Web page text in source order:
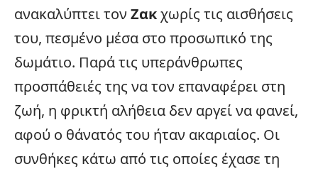
ανακαλύπτει τον Ζακχωρίς τις αισθήσεις
του, πεσμένο μέσα στο προσωπικό της
δωμάτιο. Παρά τις υπεράνθρωπες
προσπάθειές της να τον επαναφέρει στη
ζωή, η φρικτή αλήθεια δεν αργεί να φανεί,
αφού ο θάνατός του ήταν ακαριαίος. Οι
συνθήκες κάτω από τις οποίες έχασε τη